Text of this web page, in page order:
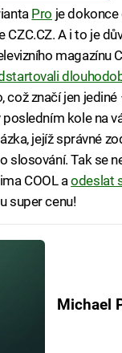
Pro je dokonce
CZC.CZ. A i to je
magazínu
což značí jen
posledním kole na
jejíž správné
slosování. Tak se
COOL aodeslat
super cenu!
Michael